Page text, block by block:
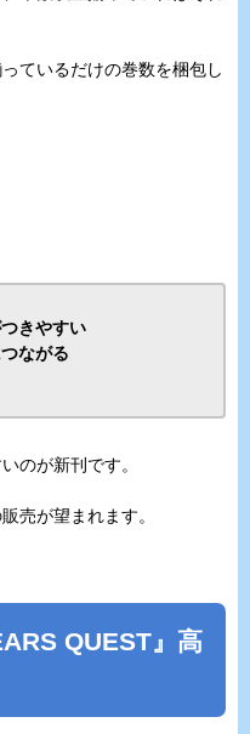
ているだけの巻数を梱包し
きやすい
ながる
のが新刊です。
売が望まれます。
QUEST』高